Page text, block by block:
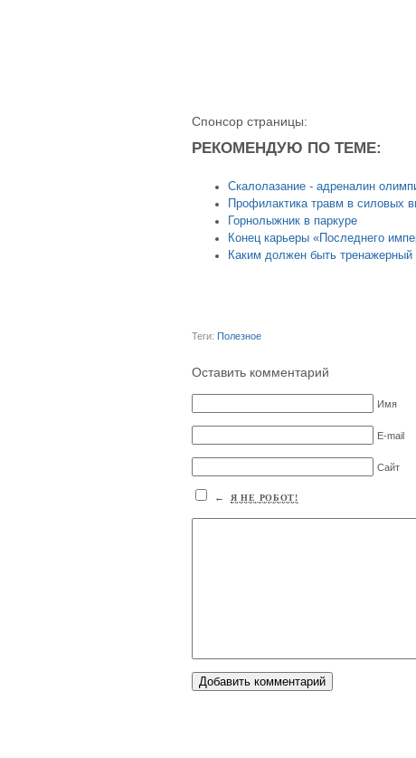
Спонсор страницы:
РЕКОМЕНДУЮ ПО ТЕМЕ:
Скалолазание - адреналин
Профилактика травм в силовых
Горнолыжник в паркуре
Конец карьеры «Последнего
Каким должен быть тренажерный
Теги: Полезное
Оставить комментарий
Имя
E-mail
Сайт
← Я НЕ РОБОТ!